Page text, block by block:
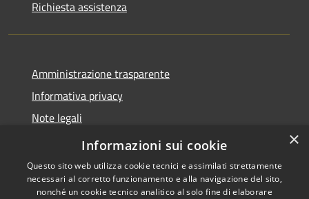
Richiesta assistenza
Amministrazione trasparente
Informativa privacy
Note legali
Dichiarazione di accessibilità
×
Informazioni sui cookie
Questo sito web utilizza cookie tecnici e assimilati strettamente
necessari al corretto funzionamento e alla navigazione del sito,
nonché un cookie tecnico analitico al solo fine di elaborare